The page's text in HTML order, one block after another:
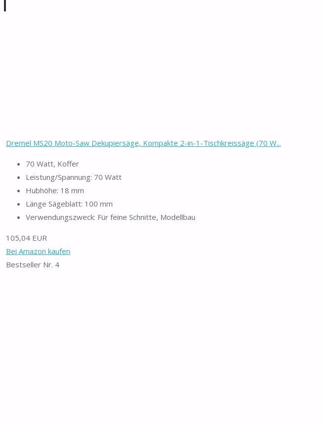
Dremel MS20 Moto-Saw Dekupiersäge, Kompakte 2-in-1-Tischkreissäge (70 W...
70 Watt, Koffer
Leistung/Spannung: 70 Watt
Hubhöhe: 18 mm
Länge Sägeblatt: 100 mm
Verwendungszweck: Für feine Schnitte, Modellbau
105,04 EUR
Bei Amazon kaufen
Bestseller Nr. 4